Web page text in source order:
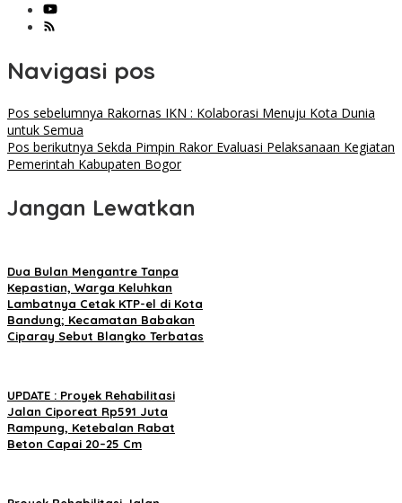
Navigasi pos
Pos sebelumnya Rakornas IKN : Kolaborasi Menuju Kota Dunia
untuk Semua
Pos berikutnya Sekda Pimpin Rakor Evaluasi Pelaksanaan Kegiatan
Pemerintah Kabupaten Bogor
Jangan Lewatkan
Dua Bulan Mengantre Tanpa
Kepastian, Warga Keluhkan
Lambatnya Cetak KTP-el di Kota
Bandung; Kecamatan Babakan
Ciparay Sebut Blangko Terbatas
UPDATE : Proyek Rehabilitasi
Jalan Ciporeat Rp591 Juta
Rampung, Ketebalan Rabat
Beton Capai 20–25 Cm